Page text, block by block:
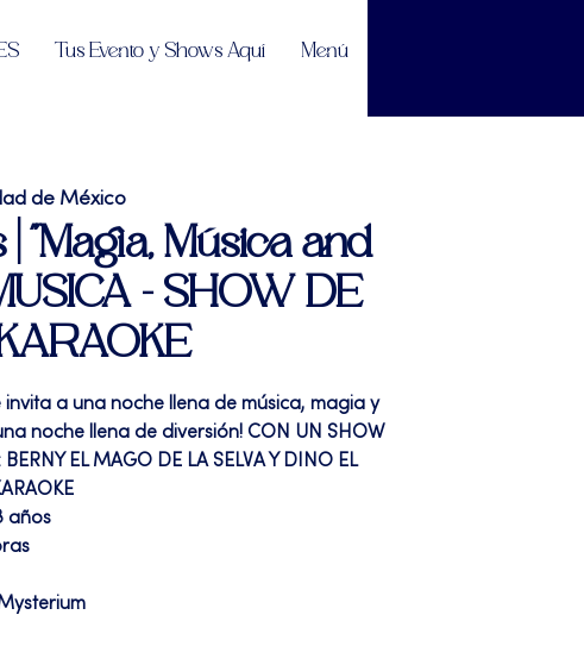
Tus Evento y Shows Aquí Menú
de México
"Magia, Música and
- SHOW DE
invita a una noche llena de música, magia y
noche llena de diversión! CON UN SHOW
EL MAGO DE LA SELVA Y DINO EL
años